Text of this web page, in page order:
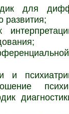
для
развития;
и